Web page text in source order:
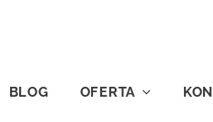
BLOG OFERTA